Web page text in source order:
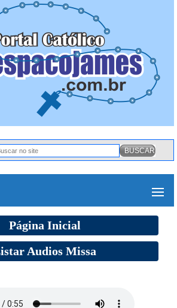
Página Inicial
Audios Missa